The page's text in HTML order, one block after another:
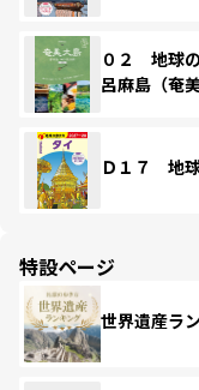
０２ 地球
呂麻島（奄
Ｄ１７ 地
特設ページ
世界遺産ラ